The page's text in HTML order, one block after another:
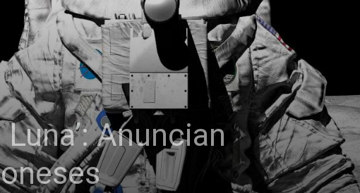
Anuncian